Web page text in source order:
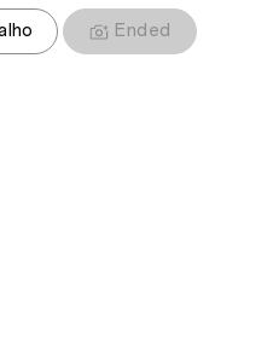
Ended